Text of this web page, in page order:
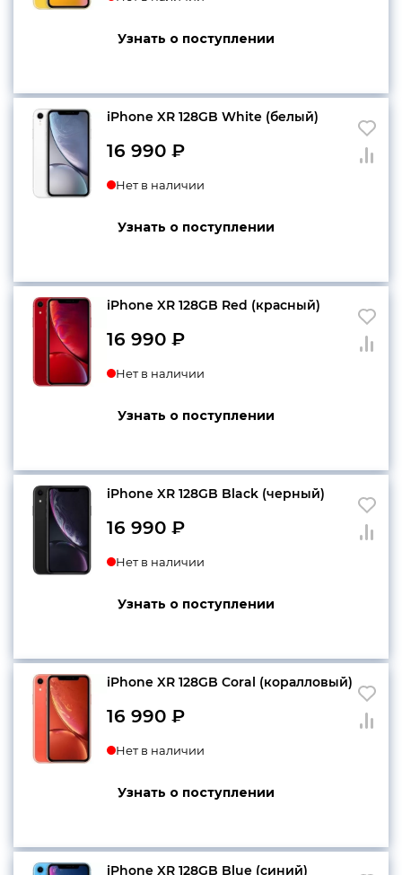
Узнать о поступлении
iPhone XR 128GB White (белый)
16 990 ₽
Нет в наличии
Узнать о поступлении
iPhone XR 128GB Red (красный)
16 990 ₽
Нет в наличии
Узнать о поступлении
iPhone XR 128GB Black (черный)
16 990 ₽
Нет в наличии
Узнать о поступлении
iPhone XR 128GB Coral (коралловый)
16 990 ₽
Нет в наличии
Узнать о поступлении
iPhone XR 128GB Blue (синий)